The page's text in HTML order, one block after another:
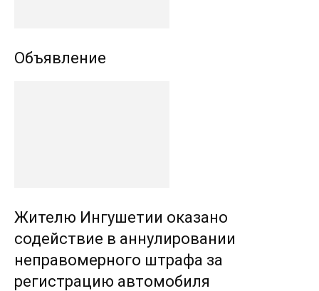
Объявление
Жителю Ингушетии оказано
содействие в аннулировании
неправомерного штрафа за
регистрацию автомобиля